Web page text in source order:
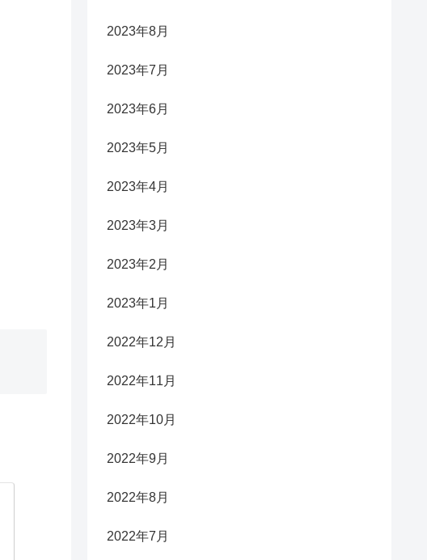
2023年8月
2023年7月
2023年6月
2023年5月
2023年4月
2023年3月
2023年2月
2023年1月
2022年12月
2022年11月
2022年10月
2022年9月
2022年8月
2022年7月